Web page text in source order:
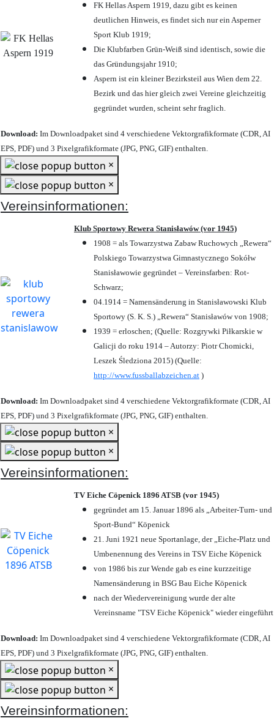
FK Hellas Aspern 1919, dazu gibt es keinen
deutlichen Hinweis, es findet sich nur ein Asperner
Sport Klub 1919;
Die Klubfarben Grün-Weiß sind identisch, sowie die
das Gründungsjahr 1910;
Aspern ist ein kleiner Bezirksteil aus Wien dem 22.
Bezirk und das hier gleich zwei Vereine gleichzeitig
gegründet wurden, scheint sehr fraglich.
Download: Im Downloadpaket sind 4 verschiedene Vektorgrafikformate (CDR, AI
EPS, PDF) und 3 Pixelgrafikformate (JPG, PNG, GIF) enthalten.
×
×
Vereinsinformationen:
Klub Sportowy Rewera Stanisławów (vor 1945)
1908 = als Towarzystwa Zabaw Ruchowych „Rewera“
Polskiego Towarzystwa Gimnastycznego Sokółw
Stanisławowie gegründet – Vereinsfarben: Rot-
Schwarz;
04.1914 = Namensänderung in Stanisławowski Klub
Sportowy (S. K. S.) „Rewera“ Stanisławów von 1908;
1939 = erloschen; (Quelle: Rozgrywki Piłkarskie w
Galicji do roku 1914 – Autorzy: Piotr Chomicki,
Leszek Śledziona 2015) (Quelle:
http://www.fussballabzeichen.at )
Download: Im Downloadpaket sind 4 verschiedene Vektorgrafikformate (CDR, AI
EPS, PDF) und 3 Pixelgrafikformate (JPG, PNG, GIF) enthalten.
×
×
Vereinsinformationen:
TV Eiche Cöpenick 1896 ATSB (vor 1945)
gegründet am 15. Januar 1896 als „Arbeiter-Turn- und
Sport-Bund“ Köpenick
21. Juni 1921 neue Sportanlage, der „Eiche-Platz und
Umbenennung des Vereins in TSV Eiche Köpenick
von 1986 bis zur Wende gab es eine kurzzeitige
Namensänderung in BSG Bau Eiche Köpenick
nach der Wiedervereinigung wurde der alte
Vereinsname "TSV Eiche Köpenick" wieder eingeführt
Download: Im Downloadpaket sind 4 verschiedene Vektorgrafikformate (CDR, AI
EPS, PDF) und 3 Pixelgrafikformate (JPG, PNG, GIF) enthalten.
×
×
Vereinsinformationen: